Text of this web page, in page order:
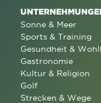
Sonne & Meer
Sports & Training
Gesundheit &
Gastronomie
Kultur & Religion
Golf
Strecken & Wege